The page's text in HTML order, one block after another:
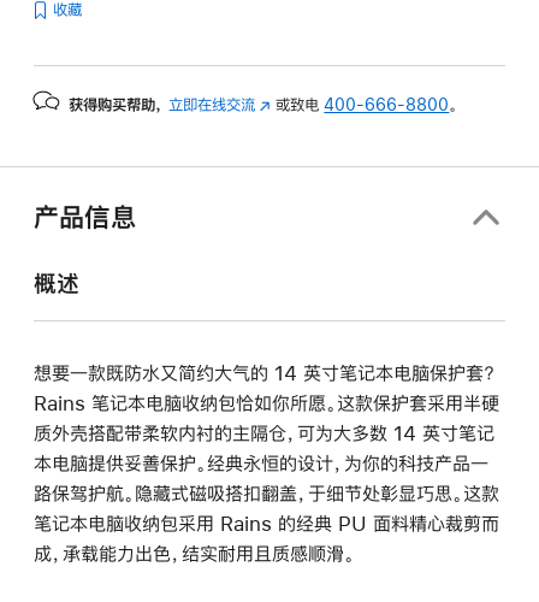
收藏
获得购买帮助， 立即在线交流 (在 或致电400-666-8800。
产品信息
概述
想要一款既防水又简约大气的 14 英寸笔记本电脑保护套？
Rains 笔记本电脑收纳包恰如你所愿。这款保护套采用半硬
质外壳搭配带柔软内衬的主隔仓，可为大多数 14 英寸笔记
本电脑提供妥善保护。经典永恒的设计，为你的科技产品一
路保驾护航。隐藏式磁吸搭扣翻盖，于细节处彰显巧思。这款
笔记本电脑收纳包采用 Rains 的经典 PU 面料精心裁剪而
成，承载能力出色，结实耐用且质感顺滑。